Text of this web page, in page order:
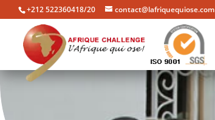
+212 522360418/20 contact@lafriquequiose.com